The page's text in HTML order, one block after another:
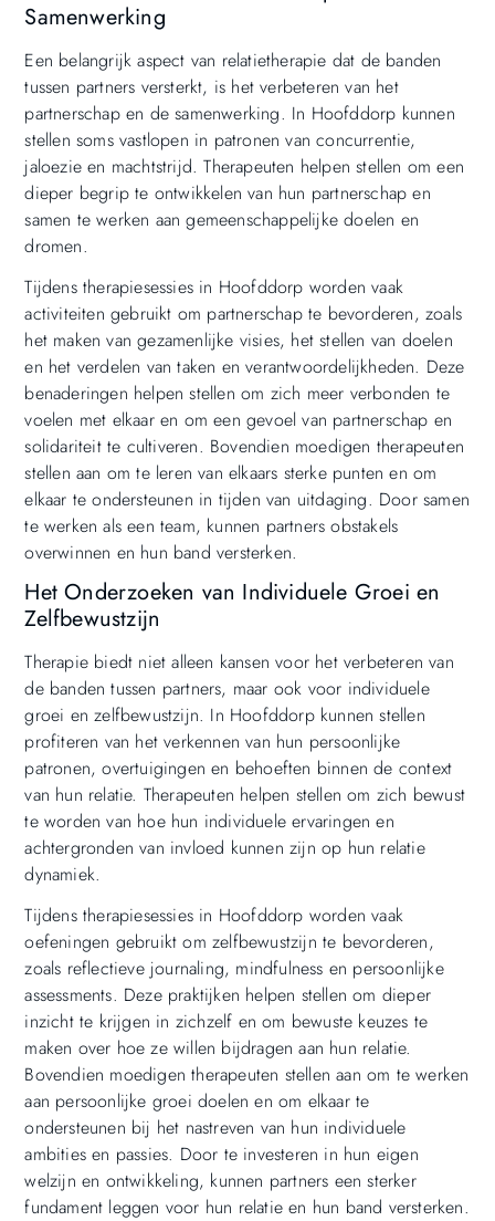
Samenwerking
Een belangrijk aspect van relatietherapie dat de banden
tussen partners versterkt, is het verbeteren van het
partnerschap en de samenwerking. In Hoofddorp kunnen
stellen soms vastlopen in patronen van concurrentie,
jaloezie en machtstrijd. Therapeuten helpen stellen om een
dieper begrip te ontwikkelen van hun partnerschap en
samen te werken aan gemeenschappelijke doelen en
dromen.
Tijdens therapiesessies in Hoofddorp worden vaak
activiteiten gebruikt om partnerschap te bevorderen, zoals
het maken van gezamenlijke visies, het stellen van doelen
en het verdelen van taken en verantwoordelijkheden. Deze
benaderingen helpen stellen om zich meer verbonden te
voelen met elkaar en om een gevoel van partnerschap en
solidariteit te cultiveren. Bovendien moedigen therapeuten
stellen aan om te leren van elkaars sterke punten en om
elkaar te ondersteunen in tijden van uitdaging. Door samen
te werken als een team, kunnen partners obstakels
overwinnen en hun band versterken.
Het Onderzoeken van Individuele Groei en
Zelfbewustzijn
Therapie biedt niet alleen kansen voor het verbeteren van
de banden tussen partners, maar ook voor individuele
groei en zelfbewustzijn. In Hoofddorp kunnen stellen
profiteren van het verkennen van hun persoonlijke
patronen, overtuigingen en behoeften binnen de context
van hun relatie. Therapeuten helpen stellen om zich bewust
te worden van hoe hun individuele ervaringen en
achtergronden van invloed kunnen zijn op hun relatie
dynamiek.
Tijdens therapiesessies in Hoofddorp worden vaak
oefeningen gebruikt om zelfbewustzijn te bevorderen,
zoals reflectieve journaling, mindfulness en persoonlijke
assessments. Deze praktijken helpen stellen om dieper
inzicht te krijgen in zichzelf en om bewuste keuzes te
maken over hoe ze willen bijdragen aan hun relatie.
Bovendien moedigen therapeuten stellen aan om te werken
aan persoonlijke groei doelen en om elkaar te
ondersteunen bij het nastreven van hun individuele
ambities en passies. Door te investeren in hun eigen
welzijn en ontwikkeling, kunnen partners een sterker
fundament leggen voor hun relatie en hun band versterken.